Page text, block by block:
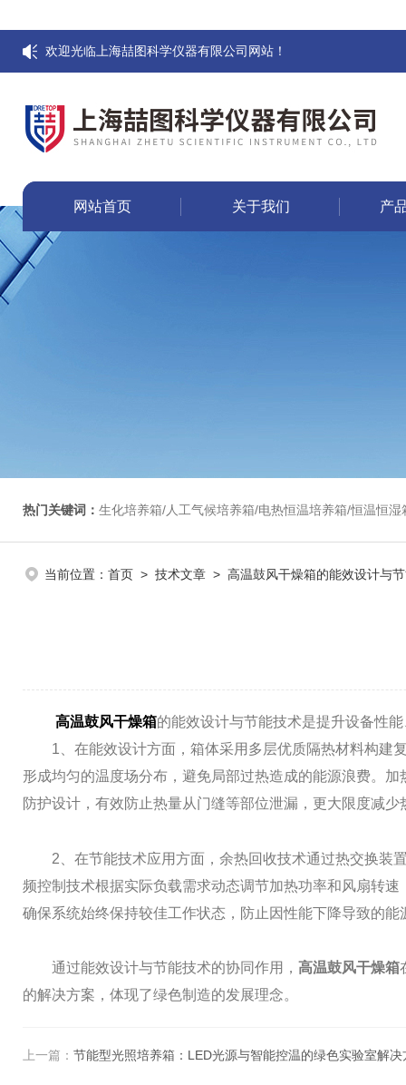
欢迎光临上海喆图科学仪器有限公司网站！
网站首页 关于我们 产
热门关键词： 生化培养箱/人工气候培养箱/电热恒温培养箱/恒温恒湿箱/光照培养箱/二氧化碳培养箱
当前位置： 首页 > 技术文章 > 高温鼓风干燥箱的能效设计与
高温鼓风干燥箱的能效设计与节能技术是提升设备性
1、在能效设计方面，箱体采用多层优质隔热材料构建复
形成均匀的温度场分布，避免局部过热造成的能源浪费。
防护设计，有效防止热量从门缝等部位泄漏，更大限度减
2、在节能技术应用方面，余热回收技术通过热交换装置
频控制技术根据实际负载需求动态调节加热功率和风扇转
确保系统始终保持较佳工作状态，防止因性能下降导致的
通过能效设计与节能技术的协同作用， 高温鼓风干燥箱
的解决方案，体现了绿色制造的发展理念。
上一篇： 节能型光照培养箱：LED光源与智能控温的绿色实验室解决